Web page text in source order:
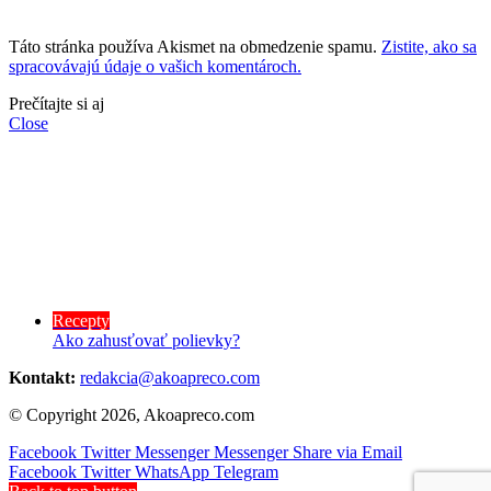
Táto stránka používa Akismet na obmedzenie spamu. Zistite, ako sa
spracovávajú údaje o vašich komentároch.
Prečítajte si aj
Close
Recepty
Ako zahusťovať polievky?
Kontakt: redakcia@akoapreco.com
© Copyright 2026, Akoapreco.com
Facebook Twitter Messenger Messenger Share via Email
Facebook Twitter WhatsApp Telegram